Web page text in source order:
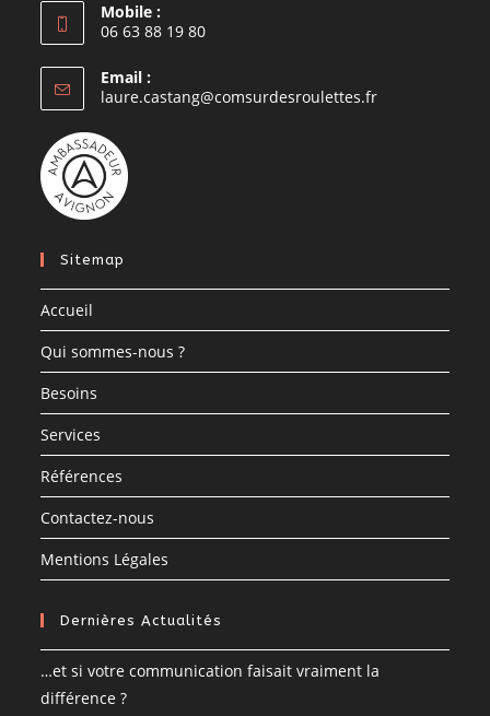
Mobile :
06 63 88 19 80
Email :
laure.castang@comsurdesroulettes.fr
Sitemap
Accueil
Qui sommes-nous ?
Besoins
Services
Références
Contactez-nous
Mentions Légales
Dernières Actualités
…et si votre communication faisait vraiment la
différence ?